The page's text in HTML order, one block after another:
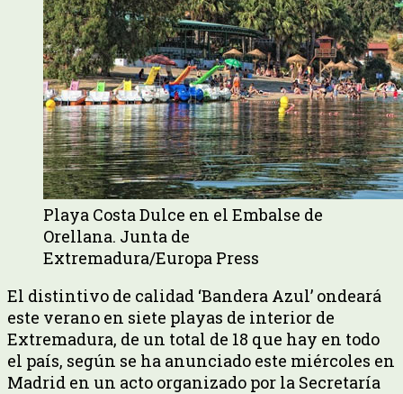
Playa Costa Dulce en el Embalse de
Orellana. Junta de
Extremadura/Europa Press
El distintivo de calidad ‘Bandera Azul’ ondeará
este verano en siete playas de interior de
Extremadura, de un total de 18 que hay en todo
el país, según se ha anunciado este miércoles en
Madrid en un acto organizado por la Secretaría